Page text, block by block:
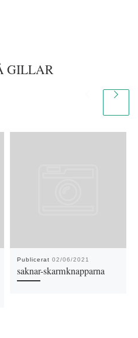
GILLAR
Publicerat 02/06/2021
saknar-skarmknapparna